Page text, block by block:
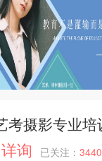
考摄影专业培
详询 已关注：